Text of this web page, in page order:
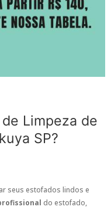
Limpeza de
SP?
seus estofados lindos e
do estofado,